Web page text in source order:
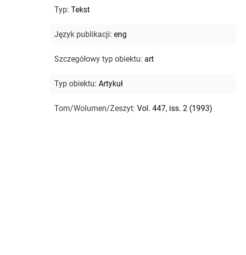
Typ: Tekst
Język publikacji: eng
Szczegółowy typ obiektu: art
Typ obiektu: Artykuł
Tom/Wolumen/Zeszyt: Vol. 447, iss. 2 (1993)